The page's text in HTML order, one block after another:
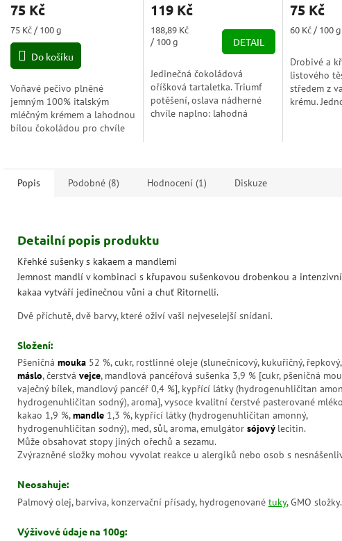
produktu
5,0
5
75 Kč
Měrná
cena:
75 Kč / 100 g
Do košíku
Voňavé pečivo plněné
jemným 100% italským
mléčným krémem a lahodnou
bílou čokoládou pro chvíle
119 Kč
Měrná
cena:
188,89 Kč
/ 100 g
DETAIL
Jedinečná čokoládová
oříšková tartaletka. Triumf
potěšení, oslava nádherné
chvíle naplno: lahodná
produktu
3,0
5
hvězdiček.
75 Kč
Měrná
60 Kč / 100 g
Drobivé a
listového
středem z
krému.
Popis
Podobné (8) Hodnocení (1) Diskuze
Detailní popis produktu
Křehké sušenky s kakaem a mandlemi
Jemnost mandlí v kombinaci s křupavou sušenkovou drobenkou a
kakaa vytváří jedinečnou vůni a chuť Ritornelli.
Dvě příchutě, dvě barvy, které oživí vaši nejveselejší snídani.
Složení:
Pšeničná mouka 52 %, cukr, rostlinné oleje (slunečnicový, kukuřičný,
máslo, čerstvá vejce, mandlová pancéřová sušenka 3,9 % [cukr, pšeničná
vaječný bílek, mandlový pancéř 0,4 %], kypřící látky (hydrogenuhličitan
hydrogenuhličitan sodný), aroma], vysoce kvalitní čerstvé pasterované
kakao 1,9 %,mandle 1,3 %, kypřící látky (hydrogenuhličitan amonný,
hydrogenuhličitan sodný), med, sůl, aroma, emulgátor sójový lecitin.
Může obsahovat stopy jiných ořechů a sezamu.
Zvýrazněné složky mohou vyvolat reakce u alergiků nebo osob s
Neosahuje:
Palmový olej, barviva, konzervační přísady, hydrogenované tuky, GMO složky.
Výživové údaje na 100g: